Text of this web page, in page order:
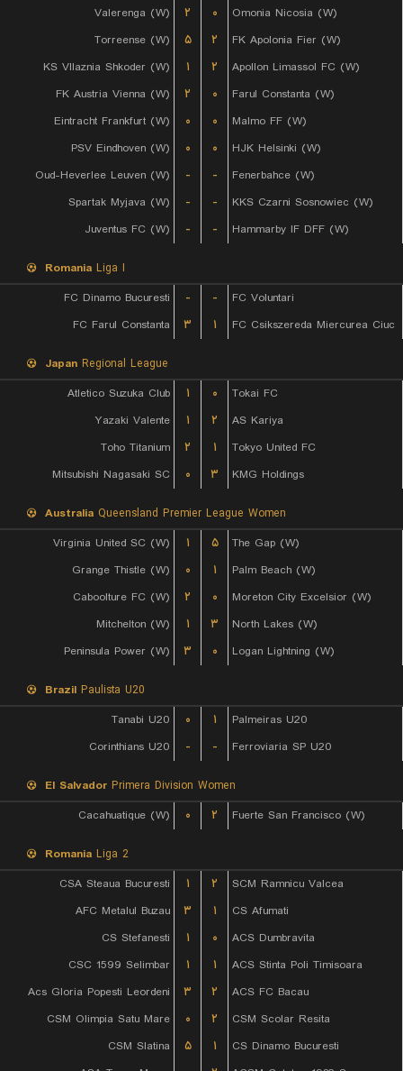
Valerenga (W)
۲ ۰
Omonia Nicosia (W)
Torreense (W)
۵ ۲
FK Apolonia Fier (W)
KS Vllaznia Shkoder (W)
۱ ۲
Apollon Limassol FC (W)
FK Austria Vienna (W)
۲ ۰
Farul Constanta (W)
Eintracht Frankfurt (W)
۰ ۰
Malmo FF (W)
PSV Eindhoven (W)
۰ ۰
HJK Helsinki (W)
Oud-Heverlee Leuven (W)
- -
Fenerbahce (W)
Spartak Myjava (W)
- -
KKS Czarni Sosnowiec (W)
Juventus FC (W)
- - Hammarby IF DFF (W)
Romania Liga I
FC Dinamo Bucuresti
- -
FC Voluntari
FC Farul Constanta
۳ ۱ FC Csikszereda Miercurea Ciuc
Japan Regional League
Atletico Suzuka Club
۱ ۰
Tokai FC
Yazaki Valente
۱ ۲
AS Kariya
Toho Titanium
۲ ۱
Tokyo United FC
Mitsubishi Nagasaki SC
۰ ۳ KMG Holdings
Australia Queensland Premier League Women
Virginia United SC (W)
۱ ۵
The Gap (W)
Grange Thistle (W)
۰ ۱
Palm Beach (W)
Caboolture FC (W)
۲ ۰
Moreton City Excelsior (W)
Mitchelton (W)
۱ ۳
North Lakes (W)
Peninsula Power (W)
۳ ۰ Logan Lightning (W)
Brazil Paulista U20
Tanabi U20
۰ ۱
Palmeiras U20
Corinthians U20
- - Ferroviaria SP U20
El Salvador Primera Division Women
Cacahuatique (W)
۰ ۲ Fuerte San Francisco (W)
Romania Liga 2
CSA Steaua Bucuresti
۱ ۲
SCM Ramnicu Valcea
AFC Metalul Buzau
۳ ۱
CS Afumati
CS Stefanesti
۱ ۰
ACS Dumbravita
CSC 1599 Selimbar
۱ ۱
ACS Stinta Poli Timisoara
Acs Gloria Popesti Leordeni
۳ ۲
ACS FC Bacau
CSM Olimpia Satu Mare
۰ ۲
CSM Scolar Resita
CSM Slatina
۵ ۱
CS Dinamo Bucuresti